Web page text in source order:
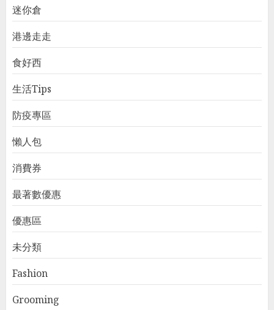
迷你倉
港邊走走
食好西
生活Tips
防疫專區
懶人包
消費券
最著數優惠
優惠區
未分類
Fashion
Grooming